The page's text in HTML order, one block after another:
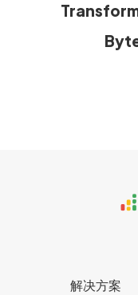
解决方案